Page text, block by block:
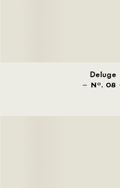
Deluge
NO . 08